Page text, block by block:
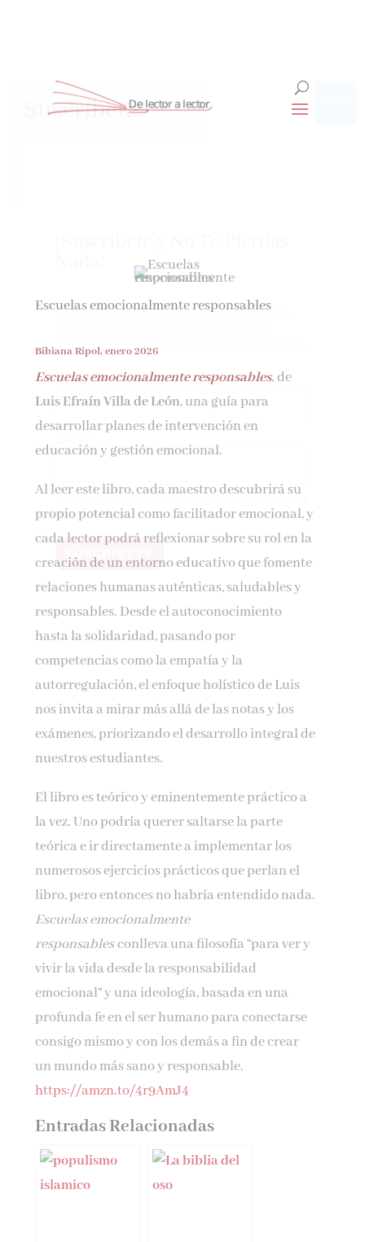
Escuelas emocionalmente responsables
Bibiana Ripol, enero 2026
Escuelas emocionalmente responsables,de
Luis Efraín Villa de León, una guía para
desarrollar planes de intervención en
educación y gestión emocional.
Al leer este libro, cada maestro descubrirá su
propio potencial como facilitador emocional, y
cada lector podrá reflexionar sobre su rol en la
creación de un entorno educativo que fomente
relaciones humanas auténticas, saludables y
responsables. Desde el autoconocimiento
hasta la solidaridad, pasando por
competencias como la empatía y la
autorregulación, el enfoque holístico de Luis
nos invita a mirar más allá de las notas y los
exámenes, priorizando el desarrollo integral de
nuestros estudiantes.
El libro es teórico y eminentemente práctico a
la vez. Uno podría querer saltarse la parte
teórica e ir directamente a implementar los
numerosos ejercicios prácticos que perlan el
libro, pero entonces no habría entendido nada.
Escuelas emocionalmente
responsablesconlleva una filosofía “para ver y
vivir la vida desde la responsabilidad
emocional” y una ideología, basada en una
profunda fe en el ser humano para conectarse
consigo mismo y con los demás a fin de crear
un mundo más sano y responsable.
https://amzn.to/4r9AmJ4
Entradas Relacionadas
Suscríbete
Únete a nuestra comunidad de amantes de la
Nombre*
Por favor, acepta los
de privacidad